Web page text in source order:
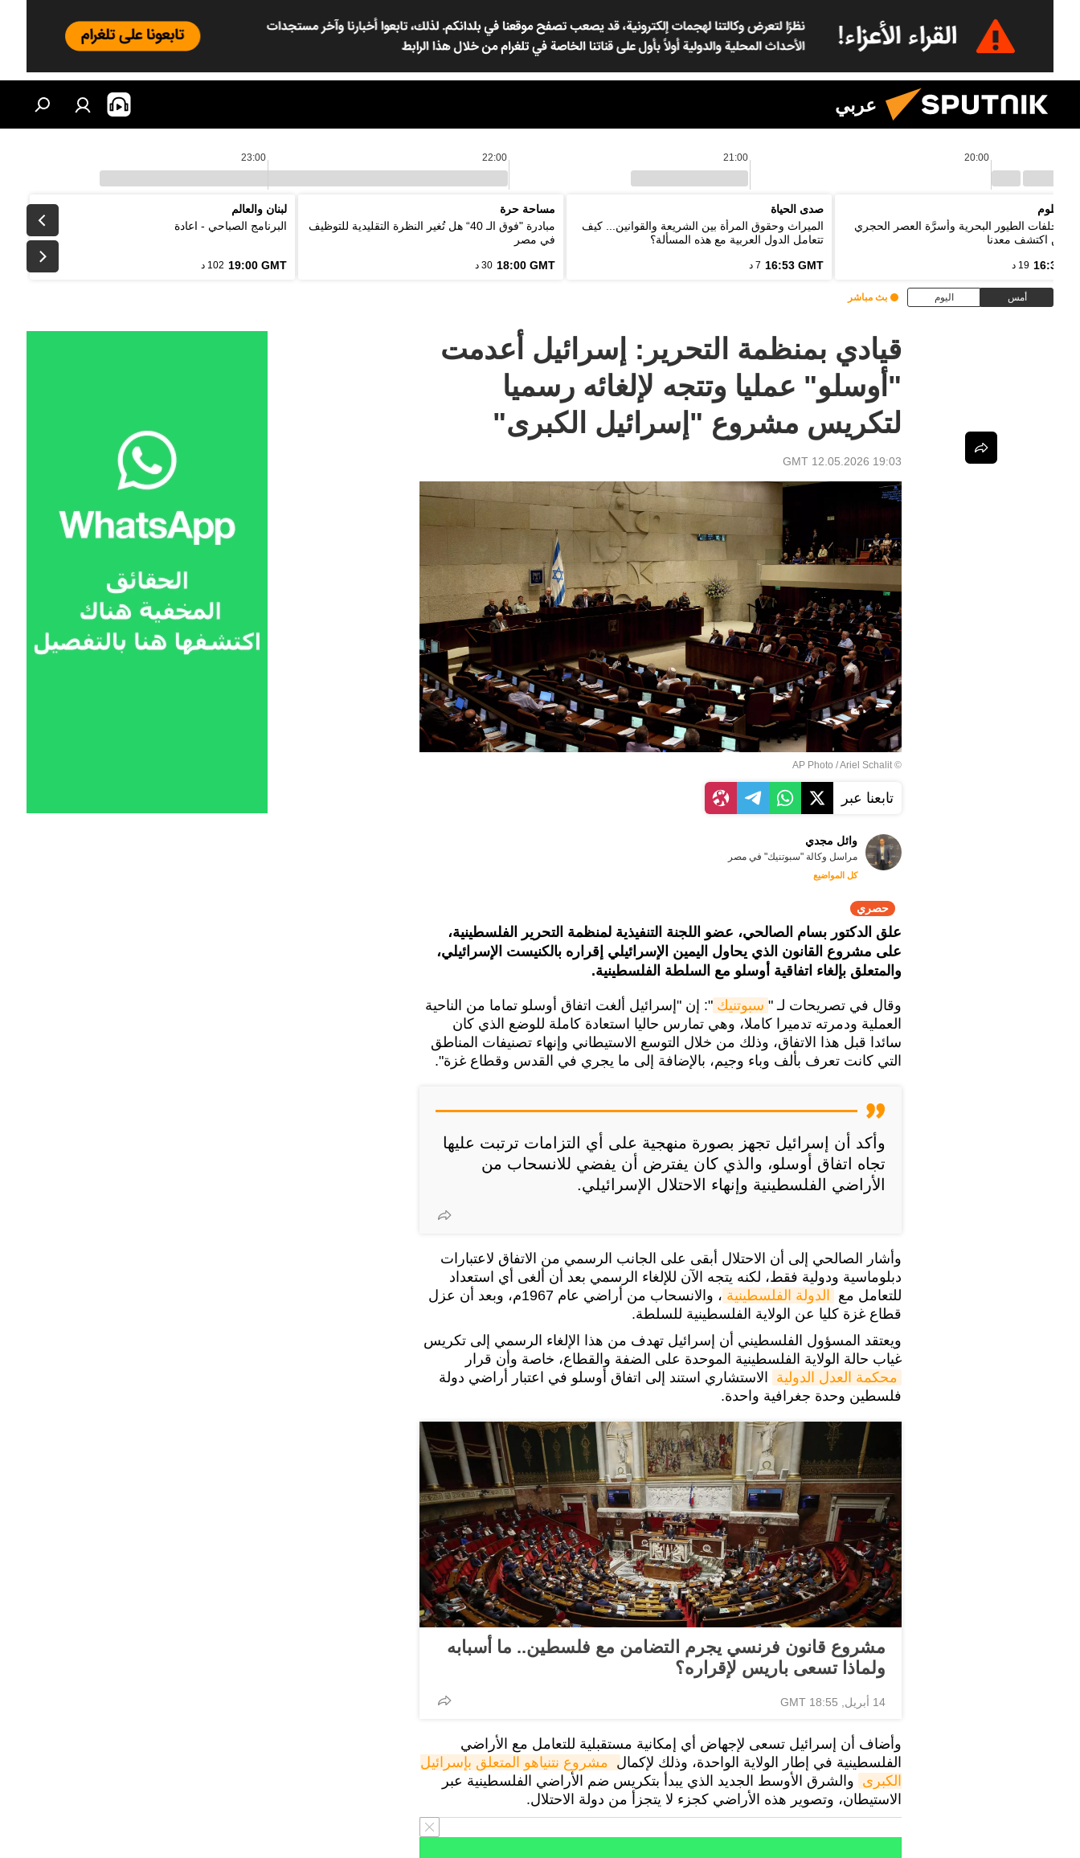
عربي
20:00
21:00
22:00
23:00
العلوم
مخلفات الطيور البحرية وأسرَّة العصر الحجري
من اكتشف معدنا
16:33 19 د
صدى الحياة
الميراث وحقوق المرأة بين الشريعة والقوانين... كيف
تتعامل الدول العربية مع هذه المسألة؟
16:53 GMT 7 د
مساحة حرة
مبادرة "فوق الـ 40“ هل تُغير النظرة التقليدية للتوظيف
في مصر
18:00 GMT 30 د
لبنان والعالم
البرنامج الصباحي - اعادة
19:00 GMT 102 د
أمس اليوم بث مباشر
قيادي بمنظمة التحرير: إسرائيل أعدمت
"أوسلو" عمليا وتتجه لإلغائه رسميا
لتكريس مشروع "إسرائيل الكبرى"
19:03 GMT 12.05.2026
© AP Photo / Ariel Schalit
تابعنا عبر
وائل مجدي
مراسل وكالة "سبوتنيك" في مصر
كل المواضيع
حصري
علق الدكتور بسام الصالحي، عضو اللجنة التنفيذية لمنظمة التحرير الفلسطينية،
على مشروع القانون الذي يحاول اليمين الإسرائيلي إقراره بالكنيست الإسرائيلي،
والمتعلق بإلغاء اتفاقية أوسلو مع السلطة الفلسطينية.
وقال في تصريحات لـ " سبوتنيك ": إن "إسرائيل ألغت اتفاق أوسلو تماما من الناحية
العملية ودمرته تدميرا كاملا، وهي تمارس حاليا استعادة كاملة للوضع الذي كان
سائدا قبل هذا الاتفاق، وذلك من خلال التوسع الاستيطاني وإنهاء تصنيفات المناطق
التي كانت تعرف بألف وباء وجيم، بالإضافة إلى ما يجري في القدس وقطاع غزة".
وأكد أن إسرائيل تجهز بصورة منهجية على أي التزامات ترتبت عليها
تجاه اتفاق أوسلو، والذي كان يفترض أن يفضي للانسحاب من
الأراضي الفلسطينية وإنهاء الاحتلال الإسرائيلي.
وأشار الصالحي إلى أن الاحتلال أبقى على الجانب الرسمي من الاتفاق لاعتبارات
دبلوماسية ودولية فقط، لكنه يتجه الآن للإلغاء الرسمي بعد أن ألغى أي استعداد
للتعامل مع
الدولة الفلسطينية
، والانسحاب من أراضي عام 1967م، وبعد أن عزل
قطاع غزة كليا عن الولاية الفلسطينية للسلطة.
ويعتقد المسؤول الفلسطيني أن إسرائيل تهدف من هذا الإلغاء الرسمي إلى تكريس
غياب حالة الولاية الفلسطينية الموحدة على الضفة والقطاع، خاصة وأن قرار
محكمة العدل الدولية
الاستشاري استند إلى اتفاق أوسلو في اعتبار أراضي دولة
فلسطين وحدة جغرافية واحدة.
مشروع قانون فرنسي يجرم التضامن مع فلسطين.. ما أسبابه
ولماذا تسعى باريس لإقراره؟
14 أبريل, 18:55 GMT
وأضاف أن إسرائيل تسعى لإجهاض أي إمكانية مستقبلية للتعامل مع الأراضي
الفلسطينية في إطار الولاية الواحدة، وذلك لإكمال
الكبرى والشرق الأوسط الجديد الذي يبدأ بتكريس ضم الأراضي الفلسطينية عبر
الاستيطان، وتصوير هذه الأراضي كجزء لا يتجزأ من دولة الاحتلال.